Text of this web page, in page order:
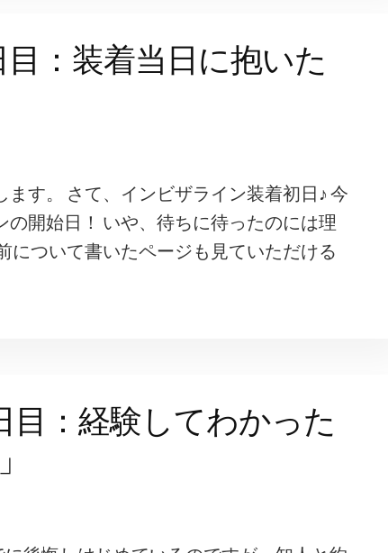
：装着当日に抱いた
す。 さて、インビザライン装着初日♪ 今
の開始日！ いや、待ちに待ったのには理
について書いたページも見ていただける
目：経験してわかった